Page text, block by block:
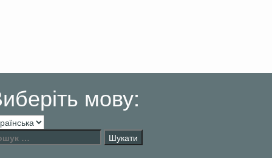
мову: